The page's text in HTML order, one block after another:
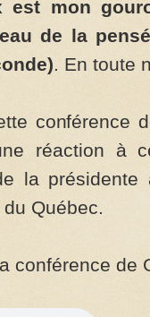
est mon
de la
. En toute
conférence
réaction à
la présidente
Québec.
conférence de